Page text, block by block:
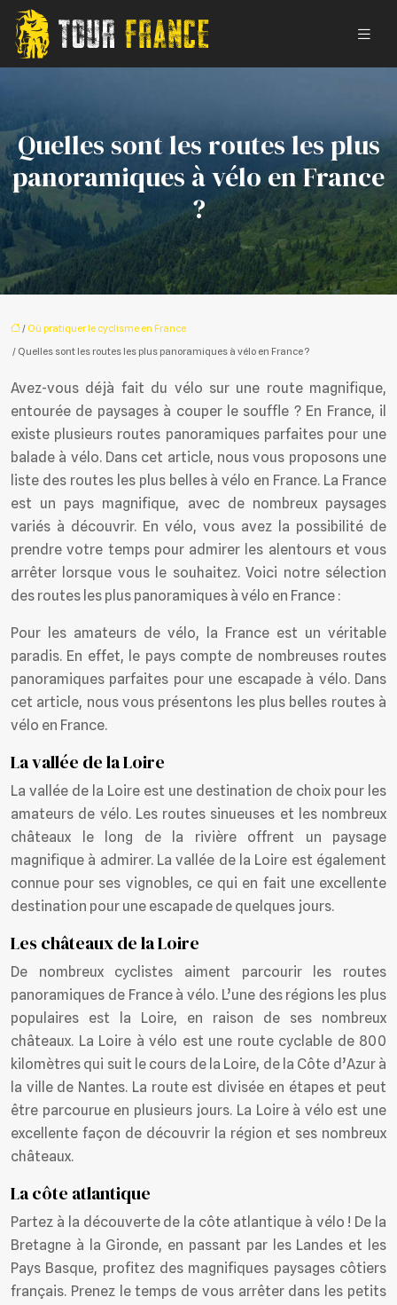
Quelles sont les routes les plus
panoramiques à vélo en France
?
/ Où pratiquer le cyclisme en France
/ Quelles sont les routes les plus panoramiques à vélo en France ?
Avez-vous déjà fait du vélo sur une route magnifique,
entourée de paysages à couper le souffle ? En France, il
existe plusieurs routes panoramiques parfaites pour une
balade à vélo. Dans cet article, nous vous proposons une
liste des routes les plus belles à vélo en France. La France
est un pays magnifique, avec de nombreux paysages
variés à découvrir. En vélo, vous avez la possibilité de
prendre votre temps pour admirer les alentours et vous
arrêter lorsque vous le souhaitez. Voici notre sélection
des routes les plus panoramiques à vélo en France :
Pour les amateurs de vélo, la France est un véritable
paradis. En effet, le pays compte de nombreuses routes
panoramiques parfaites pour une escapade à vélo. Dans
cet article, nous vous présentons les plus belles routes à
vélo en France.
La vallée de la Loire
La vallée de la Loire est une destination de choix pour les
amateurs de vélo. Les routes sinueuses et les nombreux
châteaux le long de la rivière offrent un paysage
magnifique à admirer. La vallée de la Loire est également
connue pour ses vignobles, ce qui en fait une excellente
destination pour une escapade de quelques jours.
Les châteaux de la Loire
De nombreux cyclistes aiment parcourir les routes
panoramiques de France à vélo. L’une des régions les plus
populaires est la Loire, en raison de ses nombreux
châteaux. La Loire à vélo est une route cyclable de 800
kilomètres qui suit le cours de la Loire, de la Côte d’Azur à
la ville de Nantes. La route est divisée en étapes et peut
être parcourue en plusieurs jours. La Loire à vélo est une
excellente façon de découvrir la région et ses nombreux
châteaux.
La côte atlantique
Partez à la découverte de la côte atlantique à vélo ! De la
Bretagne à la Gironde, en passant par les Landes et les
Pays Basque, profitez des magnifiques paysages côtiers
français. Prenez le temps de vous arrêter dans les petits